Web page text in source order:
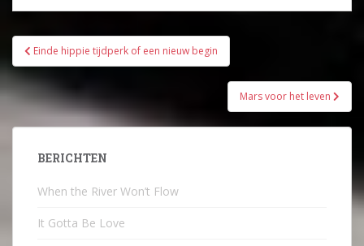
Bericht
navigatie
Einde hippie tijdperk of een nieuw begin
Mars voor het leven
BERICHTEN
When the River Won’t Flow
It Gotta Be Love